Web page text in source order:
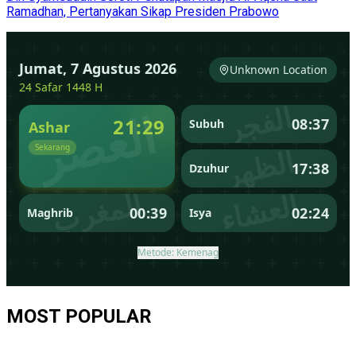
Ramadhan, Pertanyakan Sikap Presiden Prabowo
MOST POPULAR